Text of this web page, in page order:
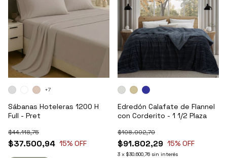
Sábanas Hoteleras 1200 H
Full - Pret
$37.500,94
$44.118,75
15% OFF
+7
Edredón Calafate de Flannel
con Corderito - 1 1/2 Plaza
$91.802,29
$108.002,70
15% OFF
3 x $30.600,76 sin interés